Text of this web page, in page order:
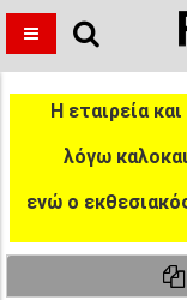
Η εταιρεία
λόγω
ενώ ο